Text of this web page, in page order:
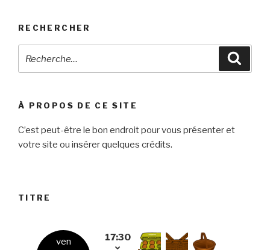
RECHERCHER
pour
À PROPOS DE CE SITE
C’est peut-être le bon endroit pour vous présenter et
votre site ou insérer quelques crédits.
TITRE
ven
17:30